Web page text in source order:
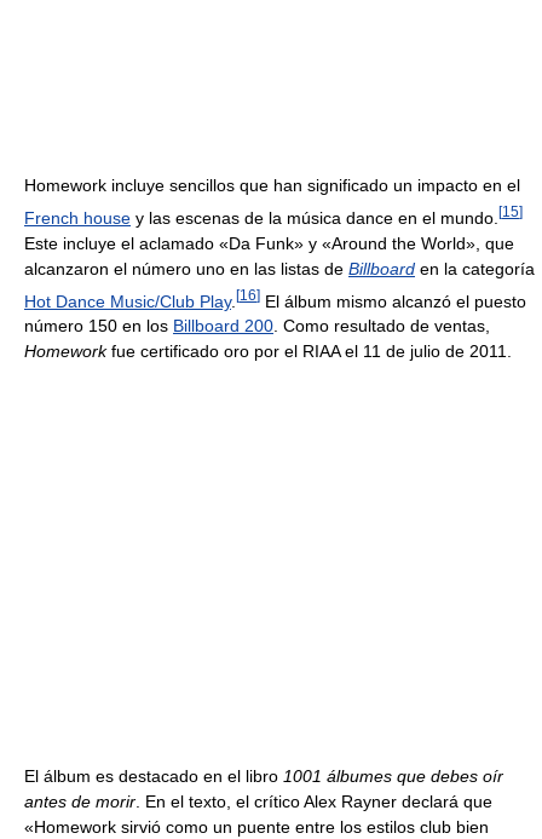
Homework incluye sencillos que han significado un impacto en el
French house y las escenas de la música dance en el mundo. [15]
Este incluye el aclamado «Da Funk» y «Around the World», que
alcanzaron el número uno en las listas de Billboard en la categoría
Hot Dance Music/Club Play. [16] El álbum mismo alcanzó el puesto
número 150 en los Billboard 200. Como resultado de ventas,
Homeworkfue certificado oro por el RIAA el 11 de julio de 2011.
El álbum es destacado en el libro 1001 álbumes que debes oír
antes de morir. En el texto, el crítico Alex Rayner declará que
«Homework sirvió como un puente entre los estilos club bien